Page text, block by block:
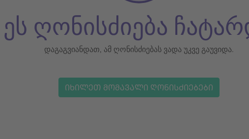
ეს ღონისძიება
დაგაგვიანდათ, ამ ღონისძიებას ვადა უკვე გაუვიდა.
ᲘᲮᲘᲚᲔᲗ ᲛᲝᲛᲐᲕᲐᲚᲘ ᲦᲝᲜᲘᲡᲫᲘᲔᲑᲔᲑᲘ